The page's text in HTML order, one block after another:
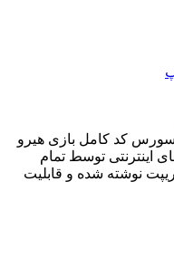
کد کامل بازی هیرو
اینترنتی توسط تمام
نوشته شده و قابلیت